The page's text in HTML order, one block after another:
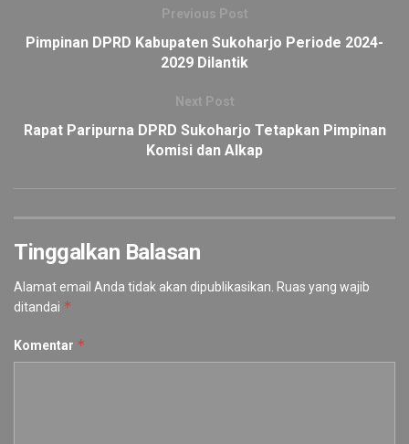
Previous Post
Pimpinan DPRD Kabupaten Sukoharjo Periode 2024-
2029 Dilantik
Next Post
Rapat Paripurna DPRD Sukoharjo Tetapkan Pimpinan
Komisi dan Alkap
Tinggalkan Balasan
Alamat email Anda tidak akan dipublikasikan. Ruas yang wajib
ditandai *
Komentar *